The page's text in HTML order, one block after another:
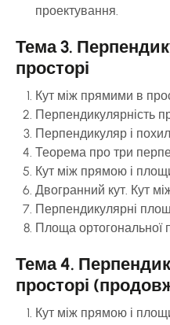
проектування.
Тема 3.
просторі
Кут між прямими в
Перпендикулярність
Перпендикуляр і
Теорема про три
Кут між прямою і
Двогранний кут. Кут
Перпендикулярні
Площа ортогональної
Тема 4.
просторі
Кут між прямою і